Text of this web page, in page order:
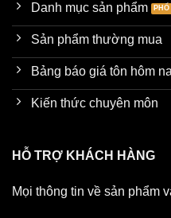
Danh mục sản phẩm
Sản phẩm thường mua
Bảng báo giá tôn hôm
Kiến thức chuyên môn
HỖ TRỢ KHÁCH HÀNG
Mọi thông tin về sản phẩm